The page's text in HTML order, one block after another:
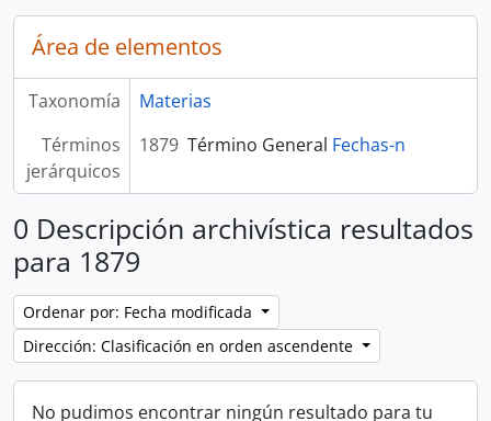
Área de elementos
Taxonomía
Materias
Términos
jerárquicos
1879 Término General Fechas-n
0 Descripción archivística resultados
para 1879
Ordenar por: Fecha modificada
Dirección: Clasificación en orden ascendente
No pudimos encontrar ningún resultado para tu